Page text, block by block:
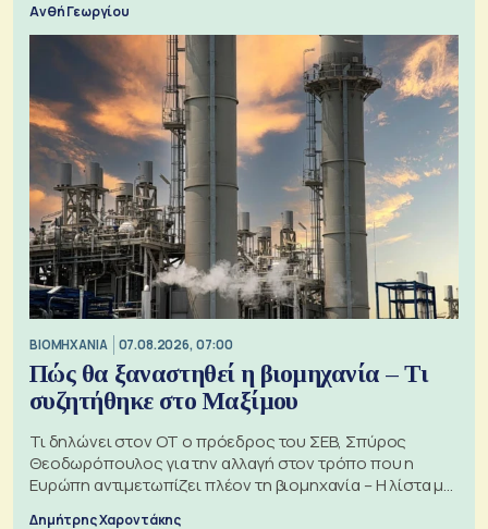
Ανθή Γεωργίου
ΒΙΟΜΗΧΑΝΙΑ 07.08.2026, 07:00
Πώς θα ξαναστηθεί η βιομηχανία – Τι
συζητήθηκε στο Μαξίμου
Τι δηλώνει στον ΟΤ ο πρόεδρος του ΣΕΒ, Σπύρος
Θεοδωρόπουλος για την αλλαγή στον τρόπο που η
Ευρώπη αντιμετωπίζει πλέον τη βιομηχανία – Η λίστα με
Δημήτρης Χαροντάκης